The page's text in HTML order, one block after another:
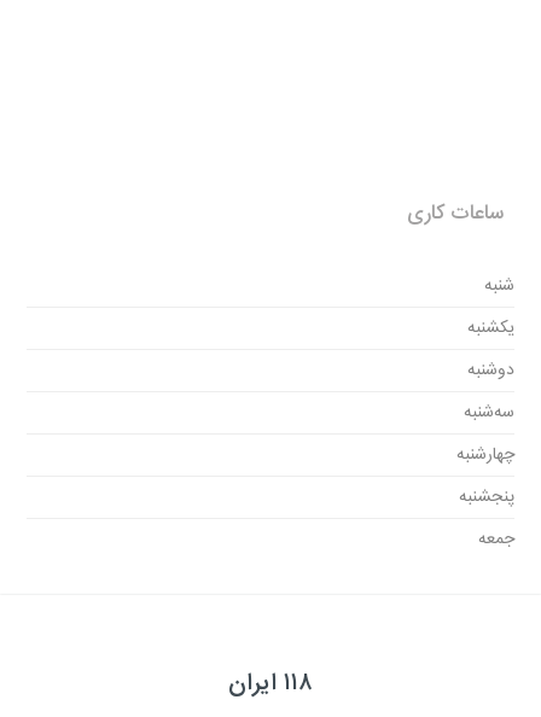
ساعات کاری
شنبه
یکشنبه
دوشنبه
سه‌شنبه
چهارشنبه
پنجشنبه
جمعه
۱۱۸ ایران